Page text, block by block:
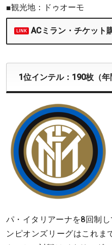
■観光地：ドゥオーモ
ACミラン・チケット
1位インテル：190枚（年
パ・イタリアーナを8回制
ンピオンズリーグはこれま